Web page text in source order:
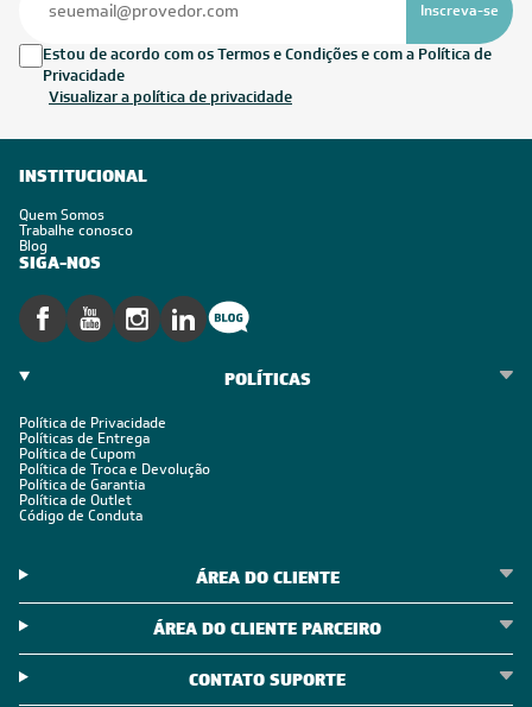
Inscreva-se
Estou de acordo com os Termos e Condições e com a Política de
Privacidade
Visualizar a política de privacidade
INSTITUCIONAL
Quem Somos
Trabalhe conosco
Blog
SIGA-NOS
POLÍTICAS
Política de Privacidade
Políticas de Entrega
Política de Cupom
Política de Troca e Devolução
Política de Garantia
Política de Outlet
Código de Conduta
ÁREA DO CLIENTE
ÁREA DO CLIENTE PARCEIRO
CONTATO SUPORTE